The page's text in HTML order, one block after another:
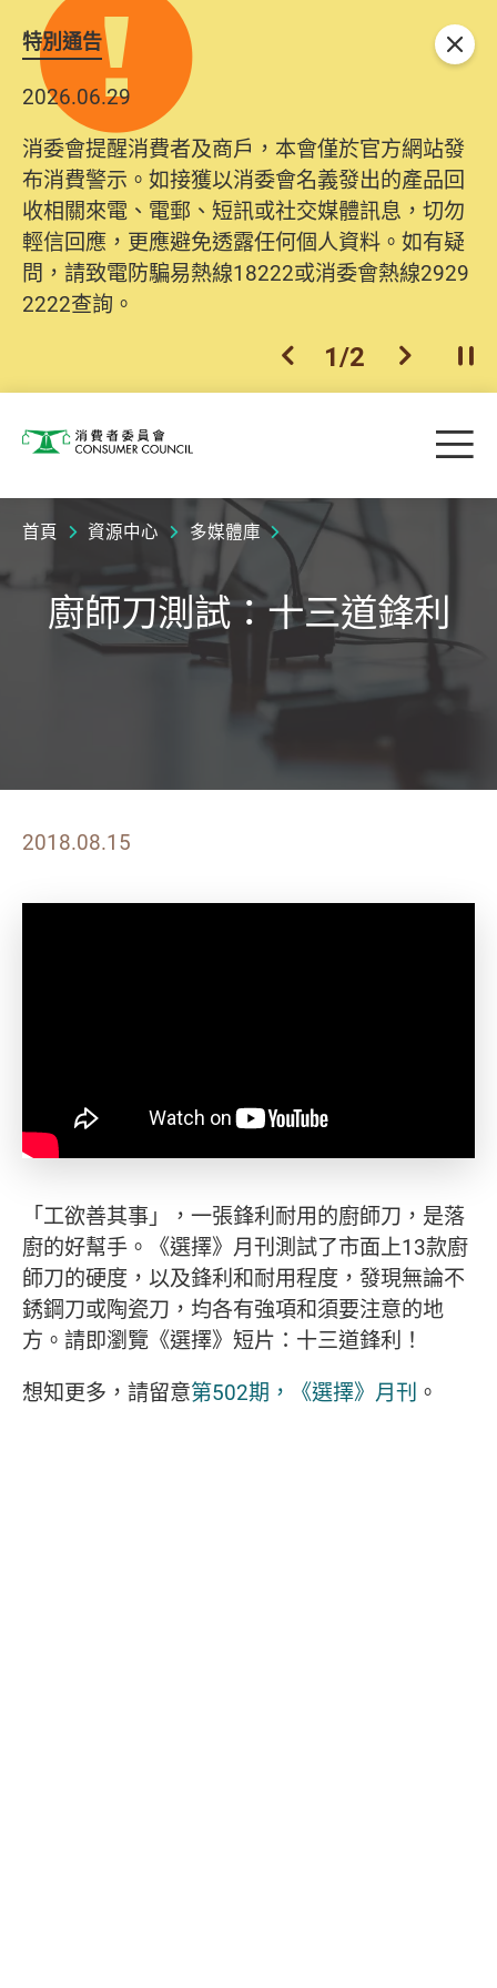
特別通告
2026.06.29
消委會提醒消費者及商戶，本會僅於官方網站發
布消費警示。如接獲以消委會名義發出的產品回
收相關來電、電郵、短訊或社交媒體訊息，切勿
輕信回應，更應避免透露任何個人資料。如有疑
問，請致電防騙易熱線18222或消委會熱線2929
2222查詢。
上一個
1/2 下一個開
關閉
消費者委員會 目
首頁 資源中心 多媒體庫
廚師刀測試：十三道鋒利
2018.08.15
「工欲善其事」，一張鋒利耐用的廚師刀，是落
廚的好幫手。《選擇》月刊測試了市面上13款廚
師刀的硬度，以及鋒利和耐用程度，發現無論不
銹鋼刀或陶瓷刀，均各有強項和須要注意的地
方。請即瀏覽《選擇》短片：十三道鋒利！
想知更多，請留意第502期，《選擇》月刊 。